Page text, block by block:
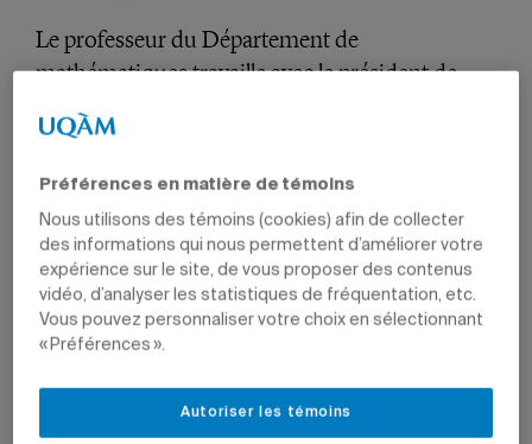
Le professeur du Département de
mathématiques travaille avec le président de
l’Assemblée nationale.
Préférences en matière de témoins
Nous utilisons des témoins (cookies) afin de collecter
des informations qui nous permettent d’améliorer votre
expérience sur le site, de vous proposer des contenus
vidéo, d’analyser les statistiques de fréquentation, etc.
Vous pouvez personnaliser votre choix en sélectionnant
« Préférences ».
Autoriser les témoins